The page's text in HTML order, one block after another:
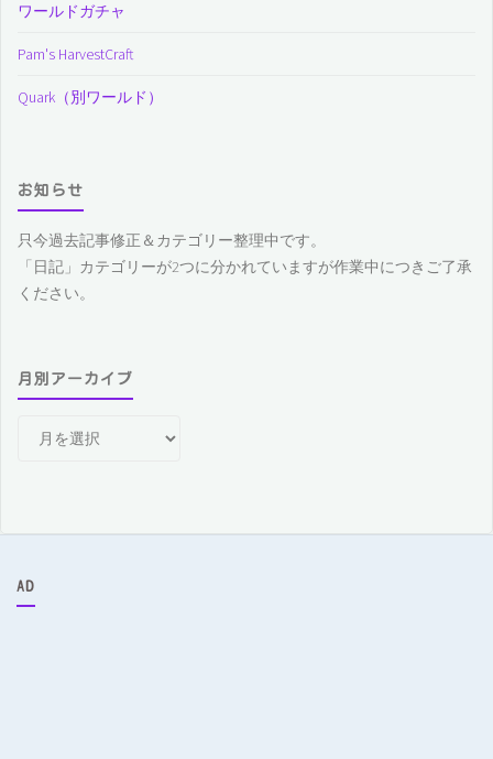
ワールドガチャ
Pam's HarvestCraft
Quark（別ワールド）
お知らせ
只今過去記事修正＆カテゴリー整理中です。
「日記」カテゴリーが2つに分かれていますが作業中につきご了承
ください。
月別アーカイブ
カ
ブ
AD